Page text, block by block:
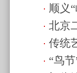
闲一
顺义
22:45)
北京
传统
曲艺
“鸟